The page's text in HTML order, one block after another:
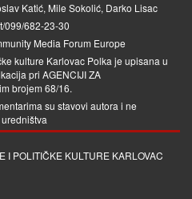
Katić, Mile Sokolić, Darko Lisac
099/682-23-30
Media Forum Europe
kulture Karlovac Polka je upisana u
pri AGENCIJI ZA
brojem 68/16.
su stavovi autora i ne
I POLITIČKE KULTURE KARLOVAC